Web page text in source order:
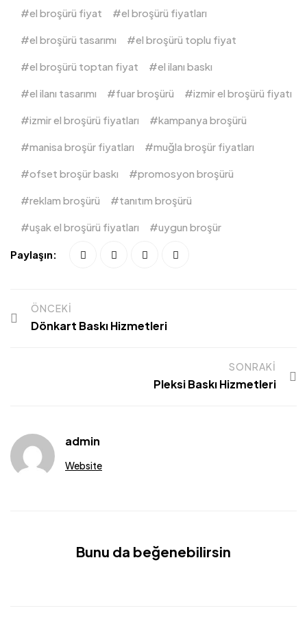
el broşürü fiyat el broşürü fiyatları
el broşürü tasarımı el broşürü toplu fiyat
el broşürü toptan fiyat el ilanı baskı
el ilanı tasarımı fuar broşürü izmir el broşürü fiyatı
izmir el broşürü fiyatları kampanya broşürü
manisa broşür fiyatları muğla broşür fiyatları
ofset broşür baskı promosyon broşürü
reklam broşürü tanıtım broşürü
uşak el broşürü fiyatları uygun broşür
Paylaşın:
ÖNCEKI
Dönkart Baskı Hizmetleri
SONRAKI
Pleksi Baskı Hizmetleri
admin
Website
Bunu da beğenebilirsin